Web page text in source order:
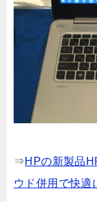
⇒HPの新製品
ウド併用で快適